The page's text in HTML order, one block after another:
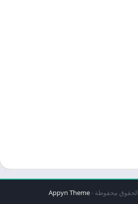
Appyn Theme